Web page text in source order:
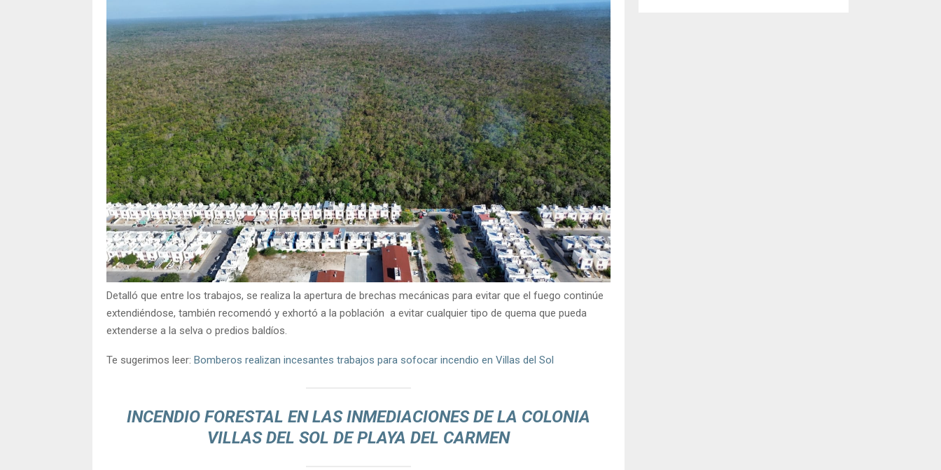
Detalló que entre los trabajos, se realiza la apertura de brechas mecánicas para evitar que el fuego continúe
extendiéndose, también recomendó y exhortó a la población a evitar cualquier tipo de quema que pueda
extenderse a la selva o predios baldíos.
Te sugerimos leer: Bomberos realizan incesantes trabajos para sofocar incendio en Villas del Sol
INCENDIO FORESTAL EN LAS INMEDIACIONES DE LA COLONIA
VILLAS DEL SOL DE PLAYA DEL CARMEN